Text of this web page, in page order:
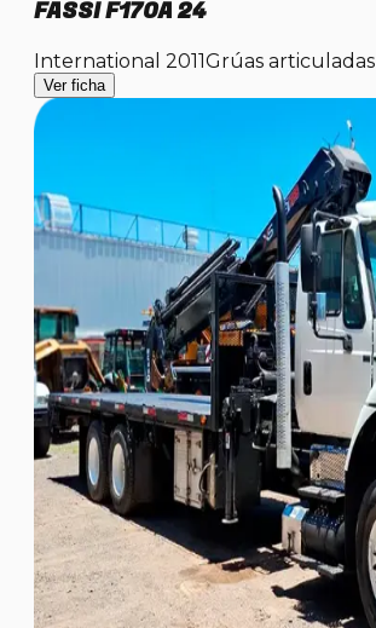
FASSI F170A 24
International 2011Grúas articuladas
Ver ficha